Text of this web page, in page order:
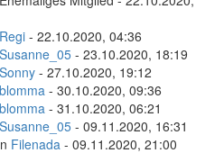
Regi - 22.10.2020, 04:36
Susanne_05 - 23.10.2020, 18:19
Sonny - 27.10.2020, 19:12
blomma - 30.10.2020, 09:36
blomma - 31.10.2020, 06:21
Susanne_05 - 09.11.2020, 16:31
Filenada - 09.11.2020, 21:00